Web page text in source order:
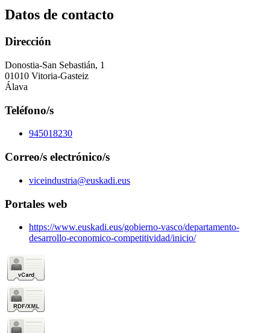
Datos de contacto
Dirección
Donostia-San Sebastián, 1
01010 Vitoria-Gasteiz
Álava
Teléfono/s
945018230
Correo/s electrónico/s
viceindustria@euskadi.eus
Portales web
https://www.euskadi.eus/gobierno-vasco/departamento-
desarrollo-economico-competitividad/inicio/